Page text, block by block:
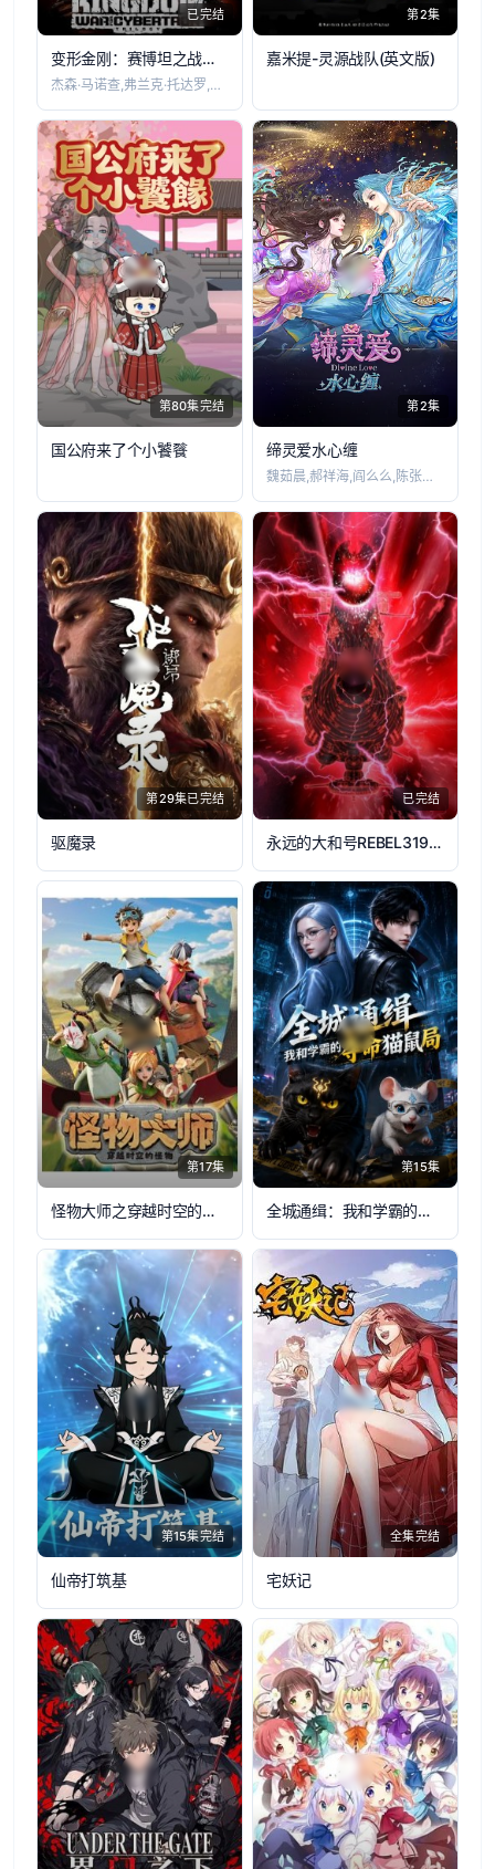
已完结
变形金刚：赛博坦之战第三季
杰森·马诺查,弗兰克·托达罗,杰克·福希
第2集
嘉米提-灵源战队​(英文版)
第80集完结
国公府来了个小饕餮
第2集
缔灵爱水心缠
魏茹晨,郝祥海,阎么么,陈张太康,关云月
第29集已完结
驱魔录
已完结
永远的大和号REBEL3199第六章碧蓝迷宫
第17集
​怪物大师之穿越时空的怪物​
第15集
全城通缉：我和学霸的夺命猫鼠局
第15集完结
仙帝打筑基
全集完结
宅妖记